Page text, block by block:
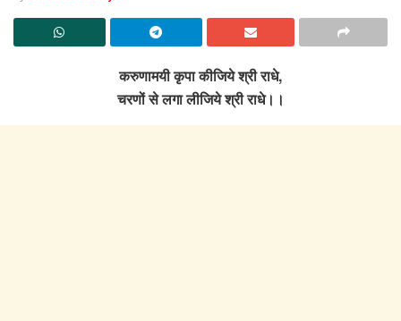
करुणामयी कृपा कीजिये श्री राधे,
चरणों से लगा लीजिये श्री राधे।।